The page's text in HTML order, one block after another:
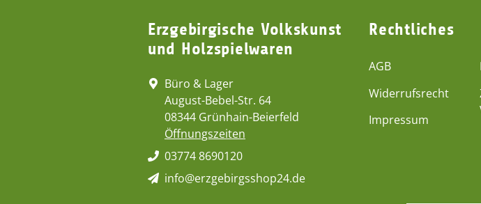
Erzgebirgische Volkskunst
und Holzspielwaren
Büro & Lager
August-Bebel-Str. 64
08344 Grünhain-Beierfeld
Öffnungszeiten
03774 8690120
info@erzgebirgsshop24.de
Rechtliches
AGB
Widerrufsrecht
Impressum